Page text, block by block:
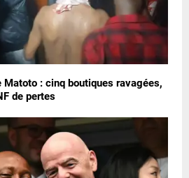
Matoto : cinq boutiques ravagées,
de pertes